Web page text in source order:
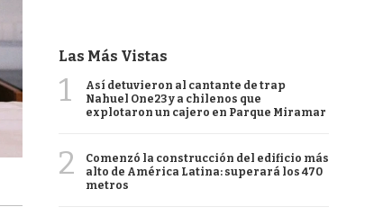
Las Más Vistas
1
Así detuvieron al cantante de trap
Nahuel One23 y a chilenos que
explotaron un cajero en Parque Miramar
2
Comenzó la construcción del edificio más
alto de América Latina: superará los 470
metros